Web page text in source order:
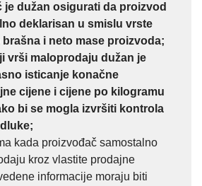
je dužan osigurati da proizvod
deklarisan u smislu vrste
brašna i neto mase proizvoda;
vrši maloprodaju dužan je
isticanje konačne
cijene i cijene po kilogramu
bi se mogla izvršiti kontrola
kada proizvođač samostalno
kroz vlastite prodajne
informacije moraju biti